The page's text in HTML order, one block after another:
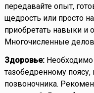
передавайте опыт,
щедрость или просто
приобретать навыки и
Многочисленные
Здоровье:Необходимо
тазобедренному поясу,
позвоночника.